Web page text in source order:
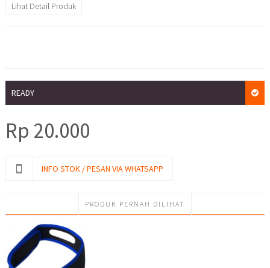
Lihat Detail Produk
READY
Rp 20.000
INFO STOK / PESAN VIA WHATSAPP
PRODUK PERNAH DILIHAT